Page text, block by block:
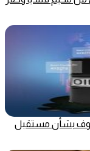
بشأن مستقبل